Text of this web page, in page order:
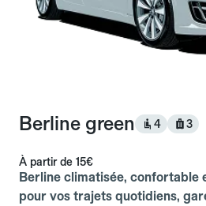
Berline green 4 3
À partir de 15€
Berline climatisée, confortable
pour vos trajets quotidiens,